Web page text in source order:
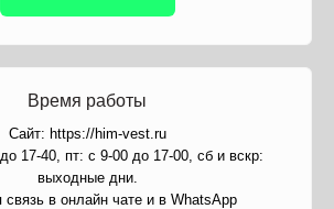
Время работы
Сайт: https://him-vest.ru
17-40, пт: с 9-00 до 17-00, сб и вскр:
выходные дни.
связь в онлайн чате и в WhatsApp